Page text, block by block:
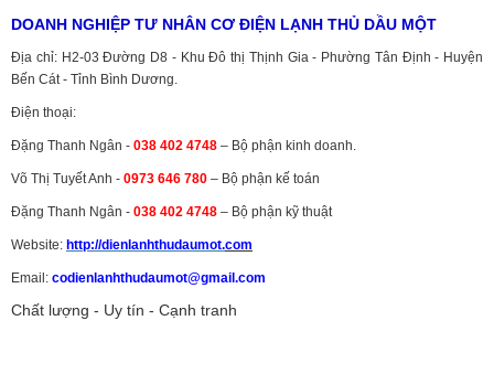
DOANH NGHIỆP TƯ NHÂN CƠ ĐIỆN LẠNH THỦ DẦU MỘT
Địa chỉ: H2-03 Đường D8 - Khu Đô thị Thịnh Gia - Phường Tân Định - Huyện
Bến Cát - Tỉnh Bình Dương.
Điện thoại:
Đặng Thanh Ngân - 038 402 4748 – Bộ phận kinh doanh.
Võ Thị Tuyết Anh - 0973 646 780 – Bộ phận kế toán
Đặng Thanh Ngân - 038 402 4748 – Bộ phận kỹ thuật
Website: http://dienlanhthudaumot.com
Email: codienlanhthudaumot@gmail.com
Chất lượng - Uy tín - Cạnh tranh